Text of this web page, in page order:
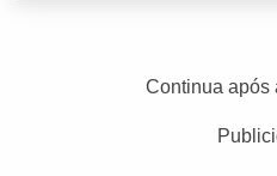
Continua após